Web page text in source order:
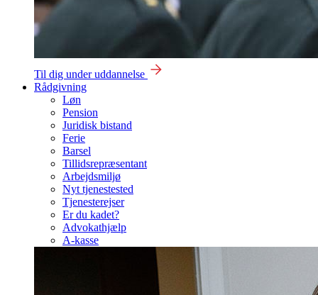
Til dig under uddannelse
Rådgivning
Løn
Pension
Juridisk bistand
Ferie
Barsel
Tillidsrepræsentant
Arbejdsmiljø
Nyt tjenestested
Tjenesterejser
Er du kadet?
Advokathjælp
A-kasse